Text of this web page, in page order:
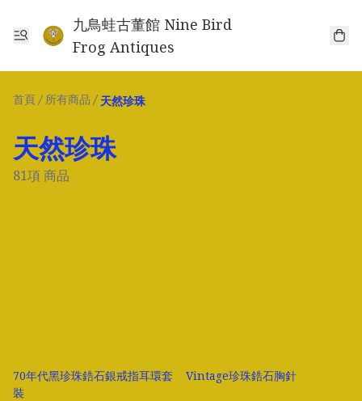
九鳥蛙古董館 Nine Bird
Frog Antiques
首頁 / 所有商品 / 天然珍珠
天然珍珠
81項 商品
70年代黑珍珠鋯石銀戒指耳環套
裝
Vintage珍珠鋯石胸針